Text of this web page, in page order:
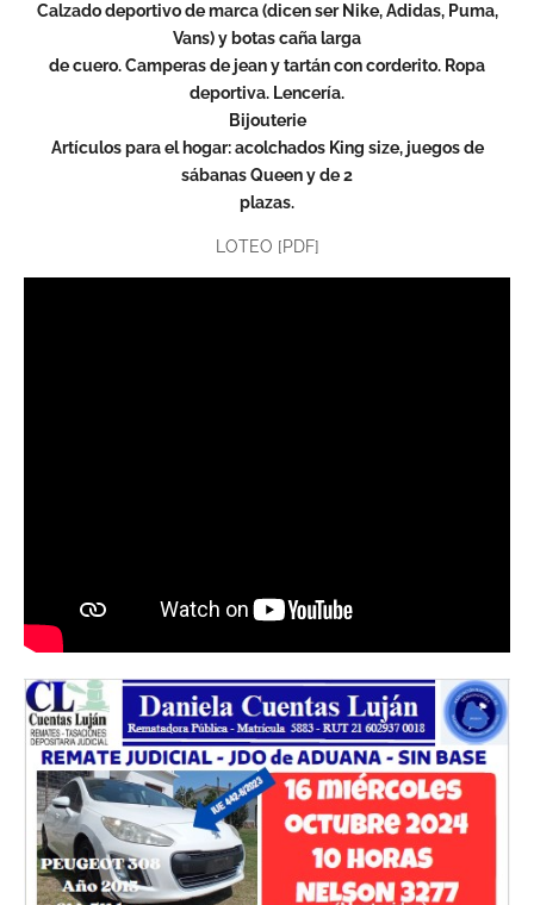
Calzado deportivo de marca (dicen ser Nike, Adidas, Puma,
Vans) y botas caña larga
de cuero. Camperas de jean y tartán con corderito. Ropa
deportiva. Lencería.
Bijouterie
Artículos para el hogar: acolchados King size, juegos de
sábanas Queen y de 2
plazas.
LOTEO [PDF]